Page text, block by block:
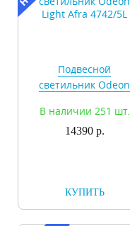
Подвесной
светильник Odeon
В наличии 251 шт.
14390 р.
КУПИТЬ